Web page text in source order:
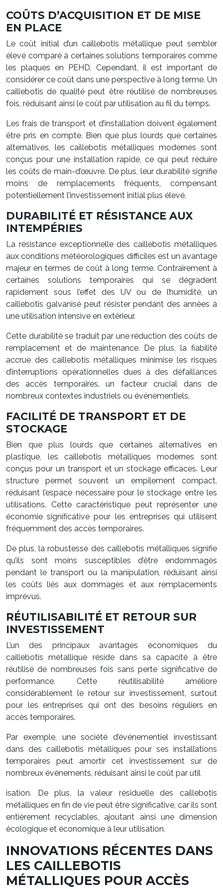
COÛTS D’ACQUISITION ET DE MISE
EN PLACE
Le coût initial d’un caillebotis métallique peut sembler
élevé comparé à certaines solutions temporaires comme
les plaques en PEHD. Cependant, il est important de
considérer ce coût dans une perspective à long terme. Un
caillebotis de qualité peut être réutilisé de nombreuses
fois, réduisant ainsi le coût par utilisation au fil du temps.
Les frais de transport et d’installation doivent également
être pris en compte. Bien que plus lourds que certaines
alternatives, les caillebotis métalliques modernes sont
conçus pour une installation rapide, ce qui peut réduire
les coûts de main-d’œuvre. De plus, leur durabilité signifie
moins de remplacements fréquents, compensant
potentiellement l’investissement initial plus élevé.
DURABILITÉ ET RÉSISTANCE AUX
INTEMPÉRIES
La résistance exceptionnelle des caillebotis métalliques
aux conditions météorologiques difficiles est un avantage
majeur en termes de coût à long terme. Contrairement à
certaines solutions temporaires qui se dégradent
rapidement sous l’effet des UV ou de l’humidité, un
caillebotis galvanisé peut résister pendant des années à
une utilisation intensive en extérieur.
Cette durabilité se traduit par une réduction des coûts de
remplacement et de maintenance. De plus, la fiabilité
accrue des caillebotis métalliques minimise les risques
d’interruptions opérationnelles dues à des défaillances
des accès temporaires, un facteur crucial dans de
nombreux contextes industriels ou événementiels.
FACILITÉ DE TRANSPORT ET DE
STOCKAGE
Bien que plus lourds que certaines alternatives en
plastique, les caillebotis métalliques modernes sont
conçus pour un transport et un stockage efficaces. Leur
structure permet souvent un empilement compact,
réduisant l’espace nécessaire pour le stockage entre les
utilisations. Cette caractéristique peut représenter une
économie significative pour les entreprises qui utilisent
fréquemment des accès temporaires.
De plus, la robustesse des caillebotis métalliques signifie
qu’ils sont moins susceptibles d’être endommagés
pendant le transport ou la manipulation, réduisant ainsi
les coûts liés aux dommages et aux remplacements
imprévus.
RÉUTILISABILITÉ ET RETOUR SUR
INVESTISSEMENT
L’un des principaux avantages économiques du
caillebotis métallique réside dans sa capacité à être
réutilisé de nombreuses fois sans perte significative de
performance. Cette réutilisabilité améliore
considérablement le retour sur investissement, surtout
pour les entreprises qui ont des besoins réguliers en
accès temporaires.
Par exemple, une société d’événementiel investissant
dans des caillebotis métalliques pour ses installations
temporaires peut amortir cet investissement sur de
nombreux événements, réduisant ainsi le coût par util
isation. De plus, la valeur résiduelle des caillebotis
métalliques en fin de vie peut être significative, car ils sont
entièrement recyclables, ajoutant ainsi une dimension
écologique et économique à leur utilisation.
INNOVATIONS RÉCENTES DANS
LES CAILLEBOTIS
MÉTALLIQUES POUR ACCÈS